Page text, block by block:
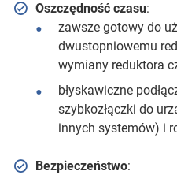
Oszczędność czasu:
zawsze gotowy do
dwustopniowemu
wymiany reduktora
błyskawiczne
szybkozłączki do
innych systemów) i
Bezpieczeństwo: